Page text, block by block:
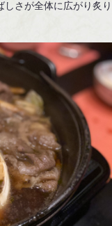
しさが全体に広がり炙り